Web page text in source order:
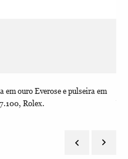
ouro Everose e pulseira em
Rolex.